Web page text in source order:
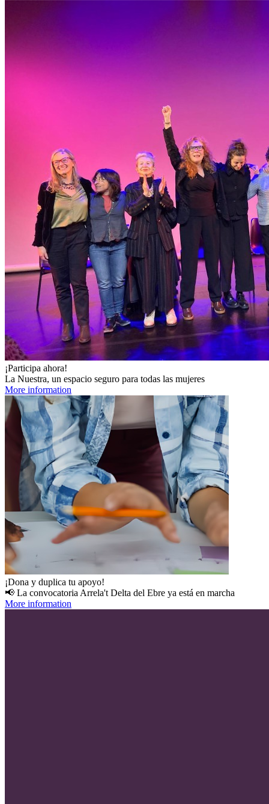
¡Participa ahora!
La Nuestra, un espacio seguro para todas las mujeres
More information
¡Dona y duplica tu apoyo!
📢 La convocatoria Arrela't Delta del Ebre ya está en marcha
More information